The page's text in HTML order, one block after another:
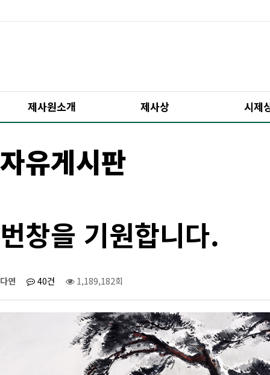
제사원소개 제사상 시제
자유게시판
번창을 기원합니다.
다연 40건 1,189,182회